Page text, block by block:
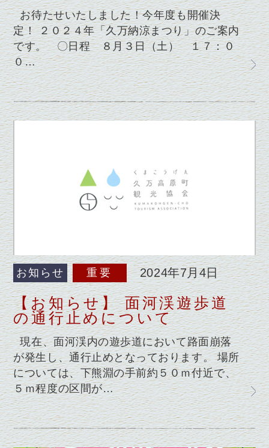
お待たせいたしました！今年度も開催決
定！ ２０２４年「久万納涼まつり」のご案内
です。 〇日程 ８月３日（土） １７：０
０…
お知らせ 重要 2024年7月4日
【お知らせ】 面河渓遊歩道
の通行止めについて
現在、面河渓内の遊歩道において路面崩落
が発生し、通行止めとなっております。 場所
については、下熊淵の手前約５０ｍ付近で、
５ｍ程度の区間が…